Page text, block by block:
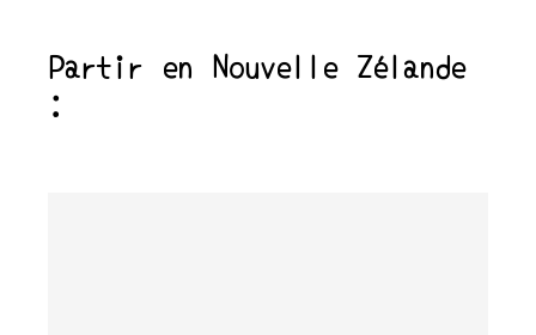
Partir en Nouvelle Zélande
: